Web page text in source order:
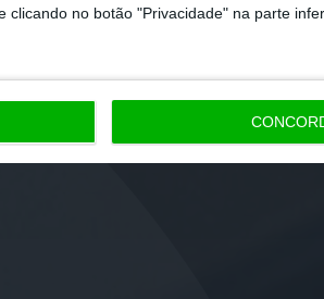
no botão "Privacidade" na parte